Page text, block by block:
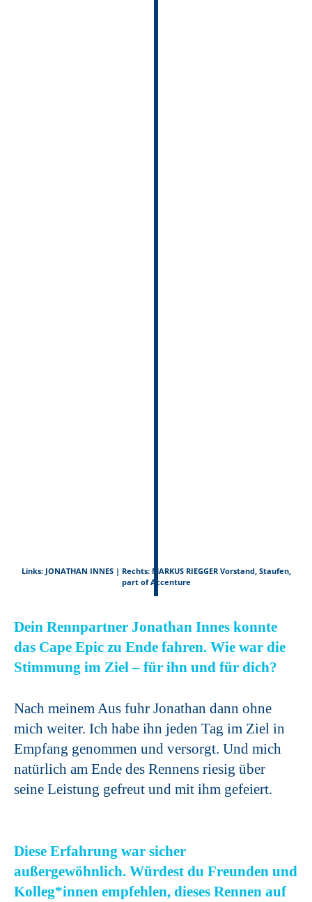
Links: JONATHAN INNES | Rechts: MARKUS RIEGGER Vorstand, Staufen,
part of Accenture
Dein Rennpartner Jonathan Innes konnte
das Cape Epic zu Ende fahren. Wie war die
Stimmung im Ziel – für ihn und für dich?
Nach meinem Aus fuhr Jonathan dann ohne
mich weiter. Ich habe ihn jeden Tag im Ziel in
Empfang genommen und versorgt. Und mich
natürlich am Ende des Rennens riesig über
seine Leistung gefreut und mit ihm gefeiert.
Diese Erfahrung war sicher
außergewöhnlich. Würdest du Freunden und
Kolleg*innen empfehlen, dieses Rennen auf